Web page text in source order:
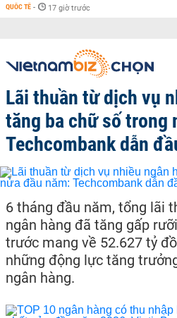
QUỐC TẾ - 17 giờ trước
Lãi thuần từ dịch vụ
tăng ba chữ số trong
Techcombank dẫn
6 tháng đầu năm, tổng lãi
ngân hàng đã tăng gấp
trước mang về 52.627 tỷ
những động lực tăng
ngân hàng.